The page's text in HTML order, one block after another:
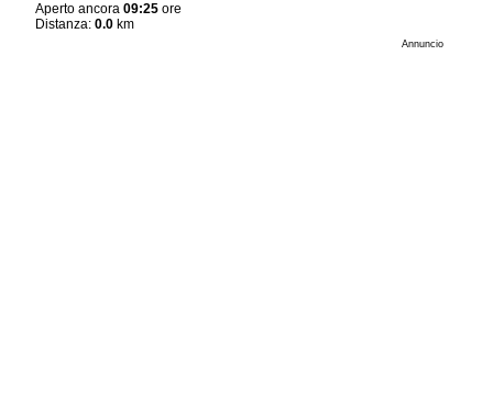
Aperto ancora09:25 ore
Distanza:0.0 km
Annuncio